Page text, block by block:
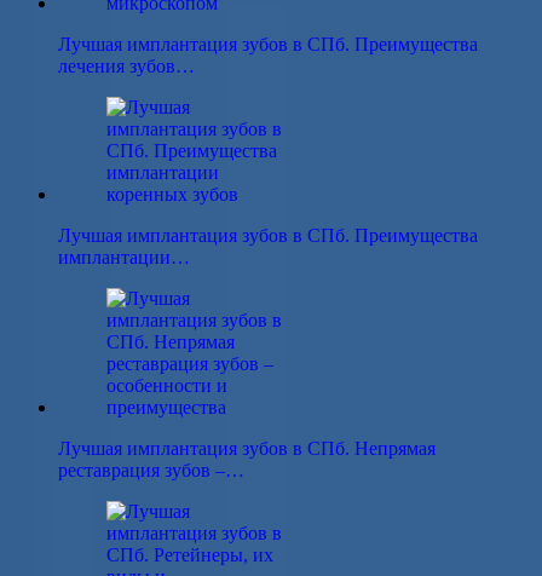
Лучшая имплантация зубов в СПб. Преимущества
лечения зубов…
Лучшая имплантация зубов в СПб. Преимущества
имплантации…
Лучшая имплантация зубов в СПб. Непрямая
реставрация зубов –…